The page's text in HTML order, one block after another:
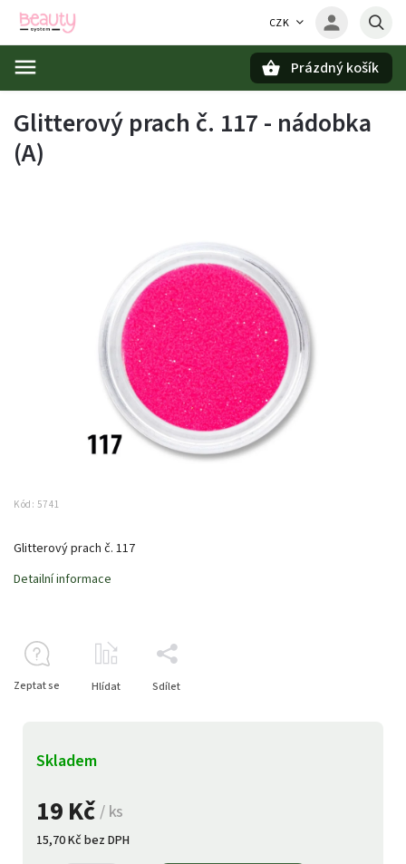
CZK
Prázdný košík
Glitterový prach č. 117 - nádobka
(A)
Kód: 5741
19 Kč/ ks
15,70 Kč bez DPH
Skladem
Glitterový prach č. 117
Detailní informace
Zeptat se Hlídat Sdílet